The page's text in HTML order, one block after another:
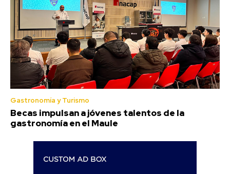
Gastronomía y Turismo
Becas impulsan a jóvenes talentos de la
gastronomía en el Maule